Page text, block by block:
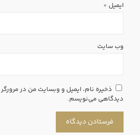
ایمیل *
وب‌ سایت
ذخیره نام، ایمیل و وبسایت من در مرورگر
دیدگاهی می‌نویسم.